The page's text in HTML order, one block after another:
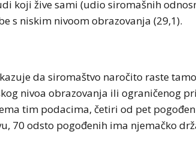
koji žive sami (udio siromašnih
s niskim nivoom obrazovanja (29,1).
da siromaštvo naročito raste
nivoa obrazovanja ili ograničenog
tim podacima, četiri od pet
70 odsto pogođenih ima njemačko